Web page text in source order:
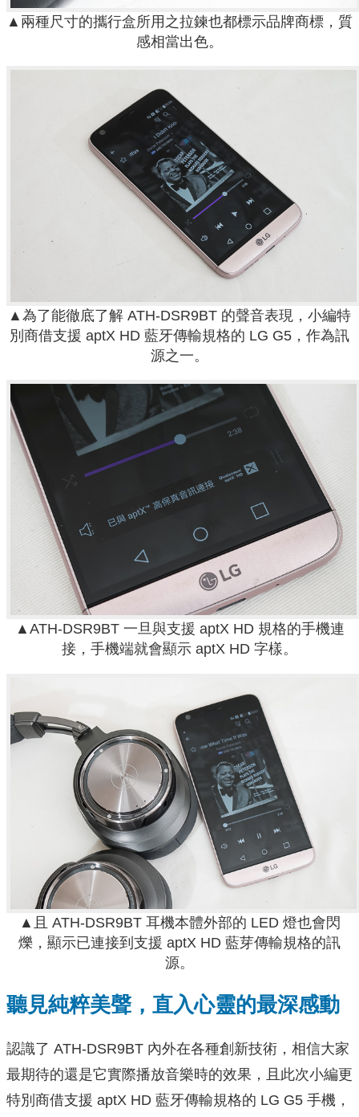
▲兩種尺寸的攜行盒所用之拉鍊也都標示品牌商標，質
感相當出色。
▲為了能徹底了解 ATH-DSR9BT 的聲音表現，小編特
別商借支援 aptX HD 藍牙傳輸規格的 LG G5，作為訊
源之一。
▲ATH-DSR9BT 一旦與支援 aptX HD 規格的手機連
接，手機端就會顯示 aptX HD 字樣。
▲且 ATH-DSR9BT 耳機本體外部的 LED 燈也會閃
爍，顯示已連接到支援 aptX HD 藍芽傳輸規格的訊
源。
聽見純粹美聲，直入心靈的最深感動
認識了 ATH-DSR9BT 內外在各種創新技術，相信大家
最期待的還是它實際播放音樂時的效果，且此次小編更
特別商借支援 aptX HD 藍牙傳輸規格的 LG G5 手機，